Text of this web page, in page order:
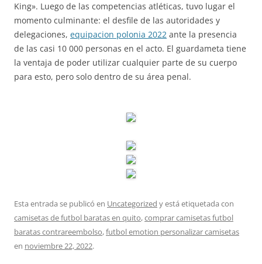
King». Luego de las competencias atléticas, tuvo lugar el
momento culminante: el desfile de las autoridades y
delegaciones, equipacion polonia 2022 ante la presencia
de las casi 10 000 personas en el acto. El guardameta tiene
la ventaja de poder utilizar cualquier parte de su cuerpo
para esto, pero solo dentro de su área penal.
Esta entrada se publicó en Uncategorized y está etiquetada con
camisetas de futbol baratas en quito,comprar camisetas futbol
baratas contrareembolso,futbol emotion personalizar camisetas
en noviembre 22, 2022.